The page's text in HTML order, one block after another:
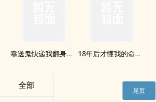
靠送鬼快递我翻身当老板 18年后才懂我的命是借的
全部
尾页